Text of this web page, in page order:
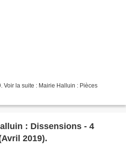
Voir la suite : Mairie Halluin : Pièces
: Dissensions - 4
2019).